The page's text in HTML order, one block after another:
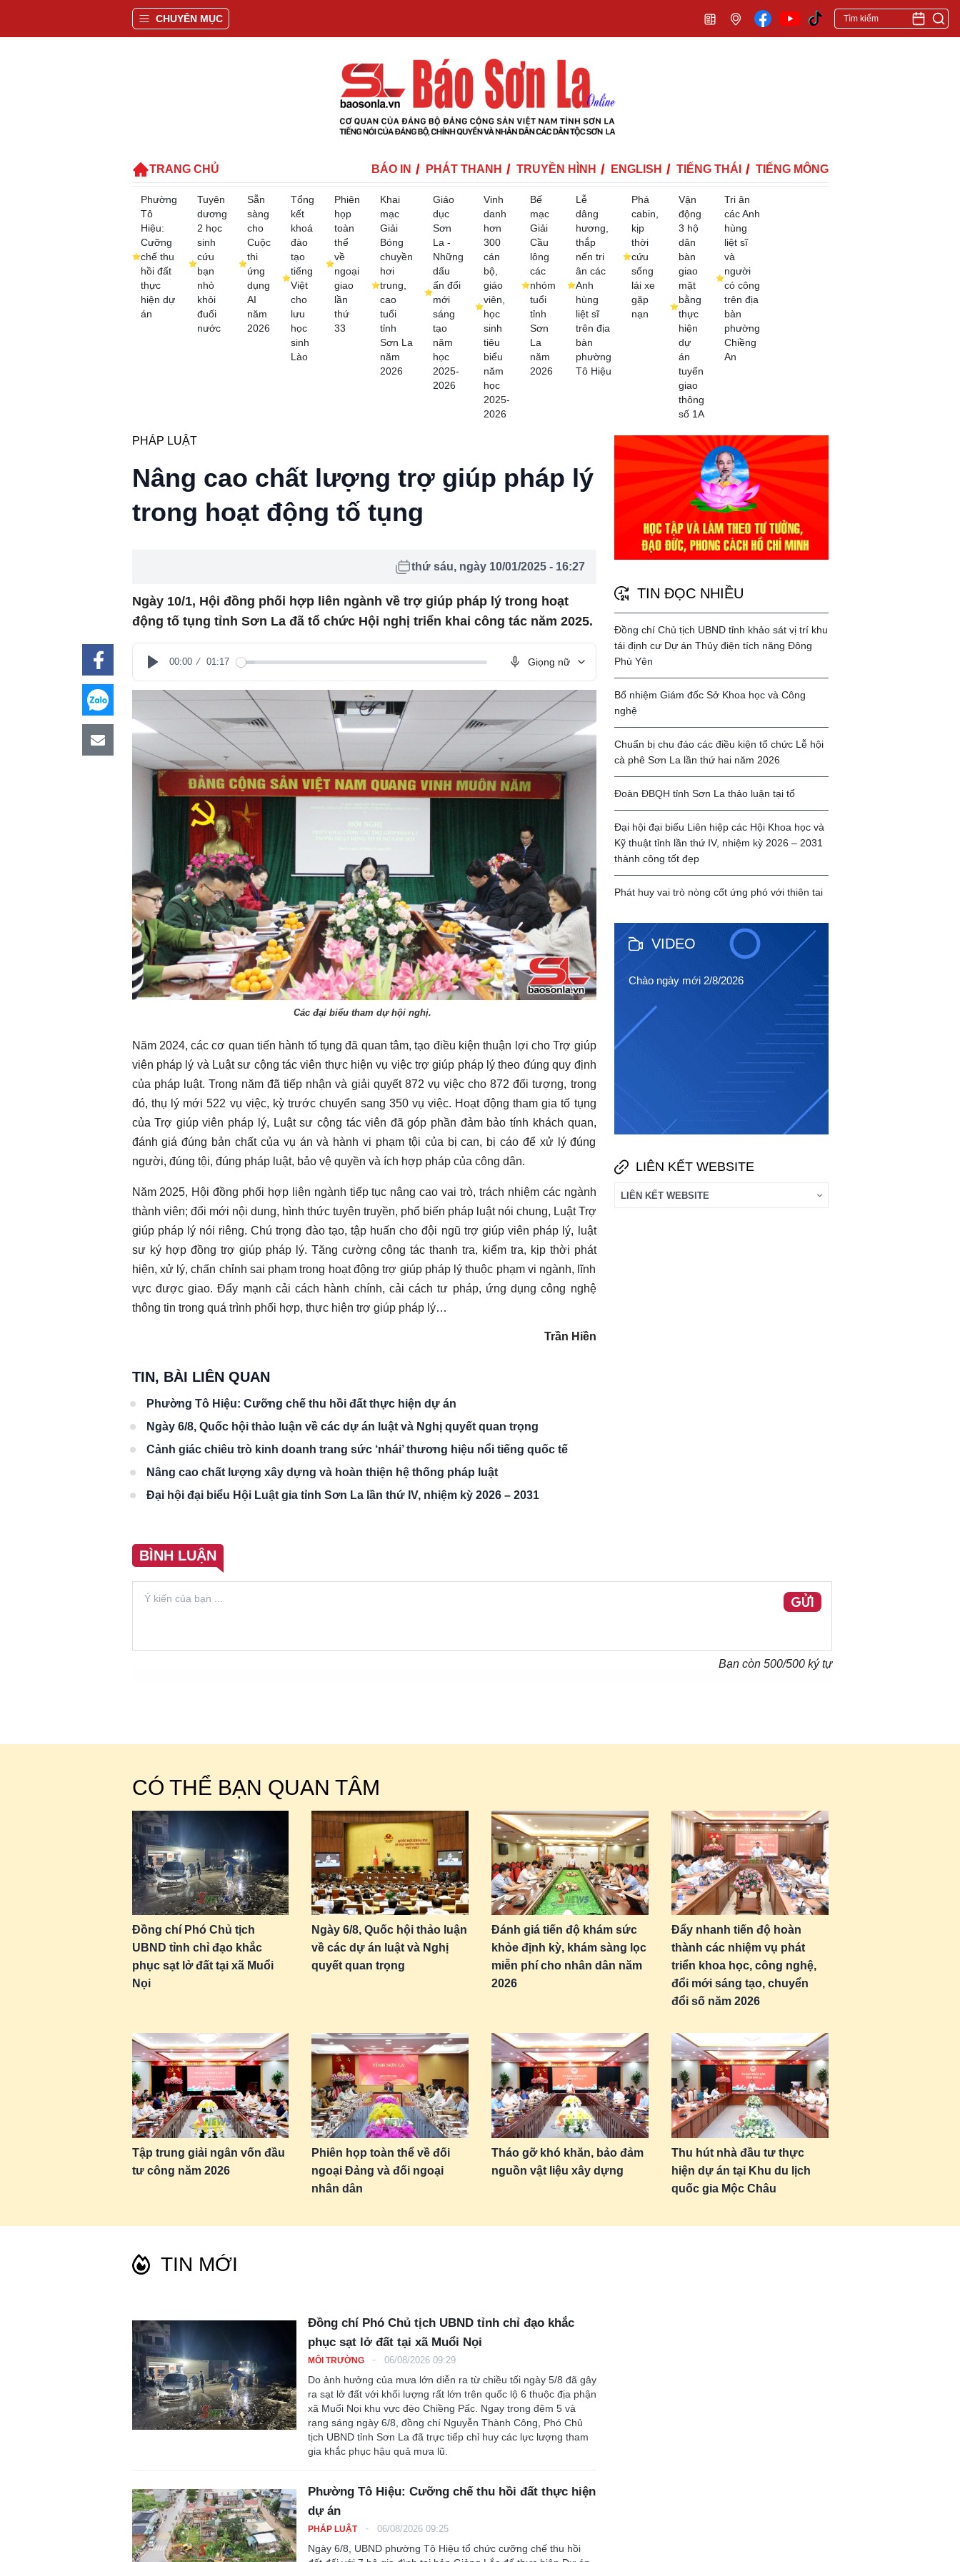
CHUYÊN MỤC
TRANG CHỦ BÁO IN PHÁT THANH TRUYỀN HÌNH ENGLISH TIẾNG THÁI TIẾNG MÔNG
Phường
Tô
Hiệu:
Cưỡng
chế thu
hồi đất
thực
hiện dự
án
Tuyên
dương
2 học
sinh
cứu
bạn
nhỏ
khỏi
đuối
nước
Sẵn
sàng
cho
Cuộc
thi
ứng
dụng
AI
năm
2026
Tổng
kết
khoá
đào
tạo
tiếng
Việt
cho
lưu
học
sinh
Lào
Phiên
họp
toàn
thể
về
ngoại
giao
lần
thứ
33
Khai
mạc
Giải
Bóng
chuyền
hơi
trung,
cao
tuổi
tỉnh
Sơn La
năm
2026
Giáo
dục
Sơn
La -
Những
dấu
ấn đổi
mới
sáng
tạo
năm
học
2025-
2026
Vinh
danh
hơn
300
cán
bộ,
giáo
viên,
học
sinh
tiêu
biểu
năm
học
2025-
2026
Bế
mạc
Giải
Cầu
lông
các
nhóm
tuổi
tỉnh
Sơn
La
năm
2026
Lễ
dâng
hương,
thắp
nến tri
ân các
Anh
hùng
liệt sĩ
trên địa
bàn
phường
Tô Hiệu
Phá
cabin,
kịp
thời
cứu
sống
lái xe
gặp
nạn
Vận
động
3 hộ
dân
bàn
giao
mặt
bằng
thực
hiện
dự
án
tuyến
giao
thông
số 1A
Tri ân
các Anh
hùng
liệt sĩ
và
người
có công
trên địa
bàn
phường
Chiềng
An
PHÁP LUẬT
Nâng cao chất lượng trợ giúp pháp lý
trong hoạt động tố tụng
thứ sáu, ngày 10/01/2025 - 16:27
Ngày 10/1, Hội đồng phối hợp liên ngành về trợ giúp pháp lý trong hoạt
động tố tụng tỉnh Sơn La đã tổ chức Hội nghị triển khai công tác năm 2025.
Play
00:00 01:17 Giọng nữ
Các đại biểu tham dự hội nghị.
Năm 2024, các cơ quan tiến hành tố tụng đã quan tâm, tạo điều kiện thuận lợi cho Trợ giúp
viên pháp lý và Luật sư cộng tác viên thực hiện vụ việc trợ giúp pháp lý theo đúng quy định
của pháp luật. Trong năm đã tiếp nhận và giải quyết 872 vụ việc cho 872 đối tượng, trong
đó, thụ lý mới 522 vụ việc, kỳ trước chuyển sang 350 vụ việc. Hoạt động tham gia tố tụng
của Trợ giúp viên pháp lý, Luật sư cộng tác viên đã góp phần đảm bảo tính khách quan,
đánh giá đúng bản chất của vụ án và hành vi phạm tội của bị can, bị cáo để xử lý đúng
người, đúng tội, đúng pháp luật, bảo vệ quyền và ích hợp pháp của công dân.
Năm 2025, Hội đồng phối hợp liên ngành tiếp tục nâng cao vai trò, trách nhiệm các ngành
thành viên; đổi mới nội dung, hình thức tuyên truyền, phổ biến pháp luật nói chung, Luật Trợ
giúp pháp lý nói riêng. Chú trọng đào tạo, tập huấn cho đội ngũ trợ giúp viên pháp lý, luật
sư ký hợp đồng trợ giúp pháp lý. Tăng cường công tác thanh tra, kiểm tra, kịp thời phát
hiện, xử lý, chấn chỉnh sai phạm trong hoạt động trợ giúp pháp lý thuộc phạm vi ngành, lĩnh
vực được giao. Đẩy mạnh cải cách hành chính, cải cách tư pháp, ứng dụng công nghệ
thông tin trong quá trình phối hợp, thực hiện trợ giúp pháp lý…
Trần Hiền
TIN, BÀI LIÊN QUAN
Phường Tô Hiệu: Cưỡng chế thu hồi đất thực hiện dự án
Ngày 6/8, Quốc hội thảo luận về các dự án luật và Nghị quyết quan trọng
Cảnh giác chiêu trò kinh doanh trang sức ‘nhái’ thương hiệu nổi tiếng quốc tế
Nâng cao chất lượng xây dựng và hoàn thiện hệ thống pháp luật
Đại hội đại biểu Hội Luật gia tỉnh Sơn La lần thứ IV, nhiệm kỳ 2026 – 2031
BÌNH LUẬN
GỬI
Bạn còn 500/500 ký tự
TIN ĐỌC NHIỀU
Đồng chí Chủ tịch UBND tỉnh khảo sát vị trí khu
tái định cư Dự án Thủy điện tích năng Đông
Phù Yên
Bổ nhiệm Giám đốc Sở Khoa học và Công
nghệ
Chuẩn bị chu đáo các điều kiện tổ chức Lễ hội
cà phê Sơn La lần thứ hai năm 2026
Đoàn ĐBQH tỉnh Sơn La thảo luận tại tổ
Đại hội đại biểu Liên hiệp các Hội Khoa học và
Kỹ thuật tỉnh lần thứ IV, nhiệm kỳ 2026 – 2031
thành công tốt đẹp
Phát huy vai trò nòng cốt ứng phó với thiên tai
VIDEO
Chào ngày mới 5/8/2026 Chào ngày mới 4/8/2026 Chào ngày mới 3/8/2026 Chào ngày mới 2/8/2026
Chào ngày mới 1/8/2026
LIÊN KẾT WEBSITE
CÓ THỂ BẠN QUAN TÂM
Đồng chí Phó Chủ tịch
UBND tỉnh chỉ đạo khắc
phục sạt lở đất tại xã Muổi
Nọi
Ngày 6/8, Quốc hội thảo luận
về các dự án luật và Nghị
quyết quan trọng
Đánh giá tiến độ khám sức
khỏe định kỳ, khám sàng lọc
miễn phí cho nhân dân năm
2026
Đẩy nhanh tiến độ hoàn
thành các nhiệm vụ phát
triển khoa học, công nghệ,
đổi mới sáng tạo, chuyển
đổi số năm 2026
Tập trung giải ngân vốn đầu
tư công năm 2026
Phiên họp toàn thể về đối
ngoại Đảng và đối ngoại
nhân dân
Tháo gỡ khó khăn, bảo đảm
nguồn vật liệu xây dựng
Thu hút nhà đầu tư thực
hiện dự án tại Khu du lịch
quốc gia Mộc Châu
TIN MỚI
Đồng chí Phó Chủ tịch UBND tỉnh chỉ đạo khắc
phục sạt lở đất tại xã Muổi Nọi
MÔI TRƯỜNG - 06/08/2026 09:29
Do ảnh hưởng của mưa lớn diễn ra từ chiều tối ngày 5/8 đã gây
ra sạt lở đất với khối lượng rất lớn trên quốc lộ 6 thuộc địa phận
xã Muổi Nọi khu vực đèo Chiềng Pấc. Ngay trong đêm 5 và
rạng sáng ngày 6/8, đồng chí Nguyễn Thành Công, Phó Chủ
tịch UBND tỉnh Sơn La đã trực tiếp chỉ huy các lực lượng tham
gia khắc phục hậu quả mưa lũ.
Phường Tô Hiệu: Cưỡng chế thu hồi đất thực hiện
dự án
PHÁP LUẬT - 06/08/2026 09:25
Ngày 6/8, UBND phường Tô Hiệu tổ chức cưỡng chế thu hồi